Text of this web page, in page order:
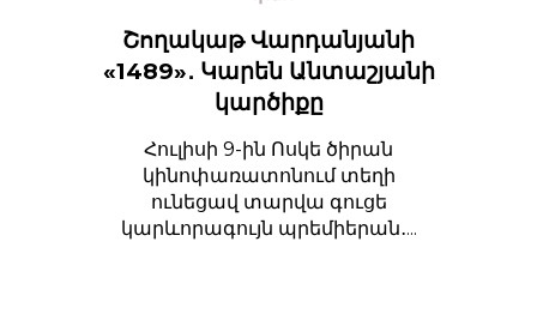
Շողակաթ Վարդանյանի
«1489»․ Կարեն Անտաշյանի
կարծիքը
Հուլիսի 9-ին Ոսկե ծիրան
կինոփառատոնում տեղի
ունեցավ տարվա գուցե
կարևորագույն պրեմիերան․...